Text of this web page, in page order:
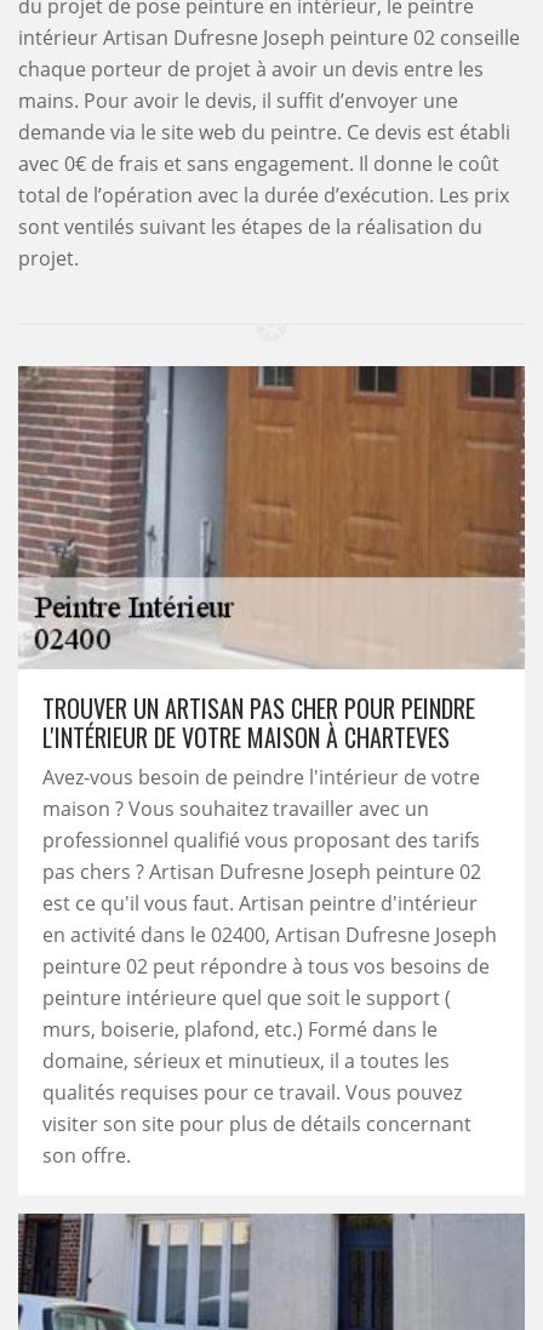
du projet de pose peinture en intérieur, le peintre
intérieur Artisan Dufresne Joseph peinture 02 conseille
chaque porteur de projet à avoir un devis entre les
mains. Pour avoir le devis, il suffit d’envoyer une
demande via le site web du peintre. Ce devis est établi
avec 0€ de frais et sans engagement. Il donne le coût
total de l’opération avec la durée d’exécution. Les prix
sont ventilés suivant les étapes de la réalisation du
projet.
TROUVER UN ARTISAN PAS CHER POUR PEINDRE
L'INTÉRIEUR DE VOTRE MAISON À CHARTEVES
Avez-vous besoin de peindre l'intérieur de votre
maison ? Vous souhaitez travailler avec un
professionnel qualifié vous proposant des tarifs
pas chers ? Artisan Dufresne Joseph peinture 02
est ce qu'il vous faut. Artisan peintre d'intérieur
en activité dans le 02400, Artisan Dufresne Joseph
peinture 02 peut répondre à tous vos besoins de
peinture intérieure quel que soit le support (
murs, boiserie, plafond, etc.) Formé dans le
domaine, sérieux et minutieux, il a toutes les
qualités requises pour ce travail. Vous pouvez
visiter son site pour plus de détails concernant
son offre.